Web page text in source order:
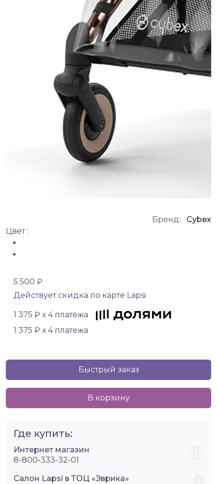
Бренд:
Cybex
Цвет :
5 500 ₽
Действует скидка по карте Lapsi
1 375 ₽ х 4 платежа
1 375 ₽ х 4 платежа
Быстрый заказ
В корзину
Где купить:
Интернет магазин
8-800-333-32-01
Салон Lapsi в ТОЦ «Эврика»